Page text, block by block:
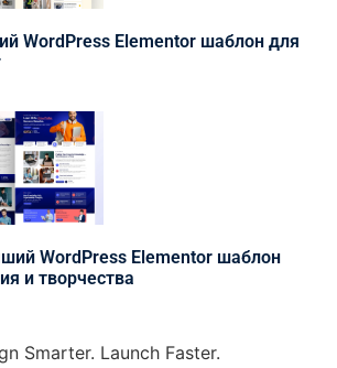
WordPress Elementor шаблон для
WordPress Elementor шаблон
и творчества
Smarter. Launch Faster.